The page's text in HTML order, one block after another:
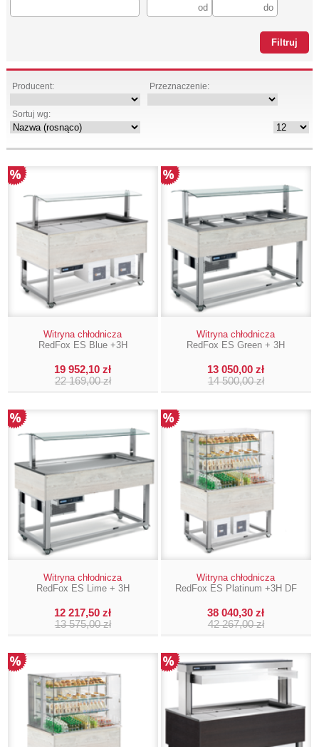
Producent: Przeznaczenie:
Sortuj wg:
Witryna chłodnicza
RedFox ES Blue +3H
19 952,10 zł
22 169,00 zł
Witryna chłodnicza
RedFox ES Green + 3H
13 050,00 zł
14 500,00 zł
Witryna chłodnicza
RedFox ES Lime + 3H
12 217,50 zł
13 575,00 zł
Witryna chłodnicza
RedFox ES Platinum +3H DF
38 040,30 zł
42 267,00 zł